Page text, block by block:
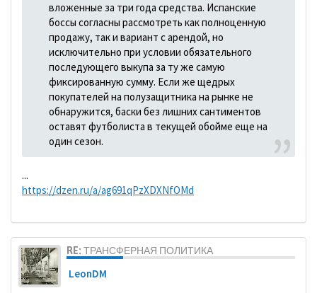
вложенные за три года средства. Испанские
боссы согласны рассмотреть как полноценную
продажу, так и вариант с арендой, но
исключительно при условии обязательного
последующего выкупа за ту же самую
фиксированную сумму. Если же щедрых
покупателей на полузащитника на рынке не
обнаружится, баски без лишних сантиментов
оставят футболиста в текущей обойме еще на
один сезон.
...
https://dzen.ru/a/ag691qPzXDXNfOMd
RE: ТРАНСФЕРНАЯ ПОЛИТИКА
LeonDM